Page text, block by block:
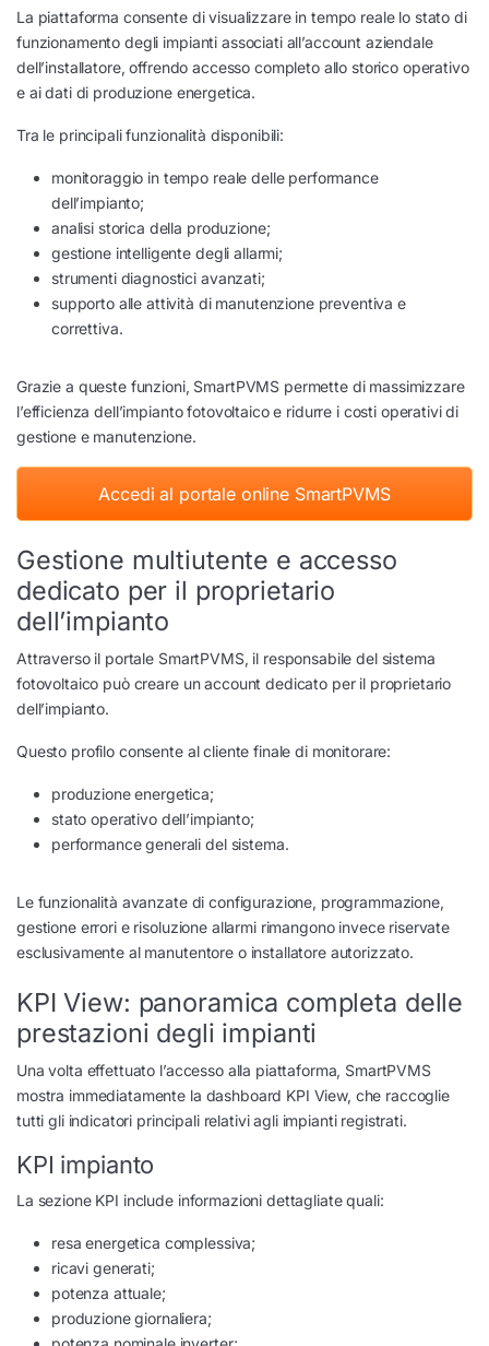
La piattaforma consente di visualizzare in tempo reale lo stato di
funzionamento degli impianti associati all’account aziendale
dell’installatore, offrendo accesso completo allo storico operativo
e ai dati di produzione energetica.
Tra le principali funzionalità disponibili:
monitoraggio in tempo reale delle performance
dell’impianto;
analisi storica della produzione;
gestione intelligente degli allarmi;
strumenti diagnostici avanzati;
supporto alle attività di manutenzione preventiva e
correttiva.
Grazie a queste funzioni, SmartPVMS permette di massimizzare
l’efficienza dell’impianto fotovoltaico e ridurre i costi operativi di
gestione e manutenzione.
Accedi al portale online SmartPVMS
Gestione multiutente e accesso
dedicato per il proprietario
dell’impianto
Attraverso il portale SmartPVMS, il responsabile del sistema
fotovoltaico può creare un account dedicato per il proprietario
dell’impianto.
Questo profilo consente al cliente finale di monitorare:
produzione energetica;
stato operativo dell’impianto;
performance generali del sistema.
Le funzionalità avanzate di configurazione, programmazione,
gestione errori e risoluzione allarmi rimangono invece riservate
esclusivamente al manutentore o installatore autorizzato.
KPI View: panoramica completa delle
prestazioni degli impianti
Una volta effettuato l’accesso alla piattaforma, SmartPVMS
mostra immediatamente la dashboard KPI View, che raccoglie
tutti gli indicatori principali relativi agli impianti registrati.
KPI impianto
La sezione KPI include informazioni dettagliate quali:
resa energetica complessiva;
ricavi generati;
potenza attuale;
produzione giornaliera;